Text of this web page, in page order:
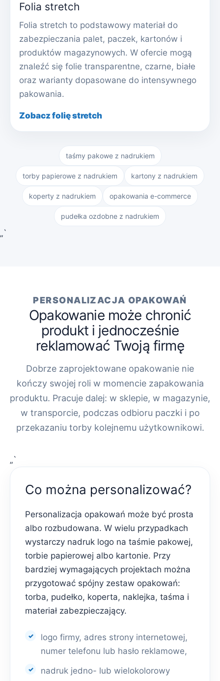
Folia stretch
Folia stretch to podstawowy materiał do
zabezpieczania palet, paczek, kartonów i
produktów magazynowych. W ofercie mogą
znaleźć się folie transparentne, czarne, białe
oraz warianty dopasowane do intensywnego
pakowania.
Zobacz folię stretch
taśmy pakowe z nadrukiem
torby papierowe z nadrukiem kartony z nadrukiem
koperty z nadrukiem opakowania e-commerce
pudełka ozdobne z nadrukiem
„`
PERSONALIZACJA OPAKOWAŃ
Opakowanie może chronić
produkt i jednocześnie
reklamować Twoją firmę
Dobrze zaprojektowane opakowanie nie
kończy swojej roli w momencie zapakowania
produktu. Pracuje dalej: w sklepie, w magazynie,
w transporcie, podczas odbioru paczki i po
przekazaniu torby kolejnemu użytkownikowi.
„`
Co można personalizować?
Personalizacja opakowań może być prosta
albo rozbudowana. W wielu przypadkach
wystarczy nadruk logo na taśmie pakowej,
torbie papierowej albo kartonie. Przy
bardziej wymagających projektach można
przygotować spójny zestaw opakowań:
torba, pudełko, koperta, naklejka, taśma i
materiał zabezpieczający.
logo firmy, adres strony internetowej,
numer telefonu lub hasło reklamowe,
nadruk jedno- lub wielokolorowy